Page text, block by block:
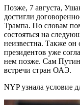
Позже, 7 августа,
достигли
Трампа. По словам
состояться на
неизвестна. Также он
президентов уже
нем позже. Сам
встречи стран ОАЭ.
NYP узнала условие